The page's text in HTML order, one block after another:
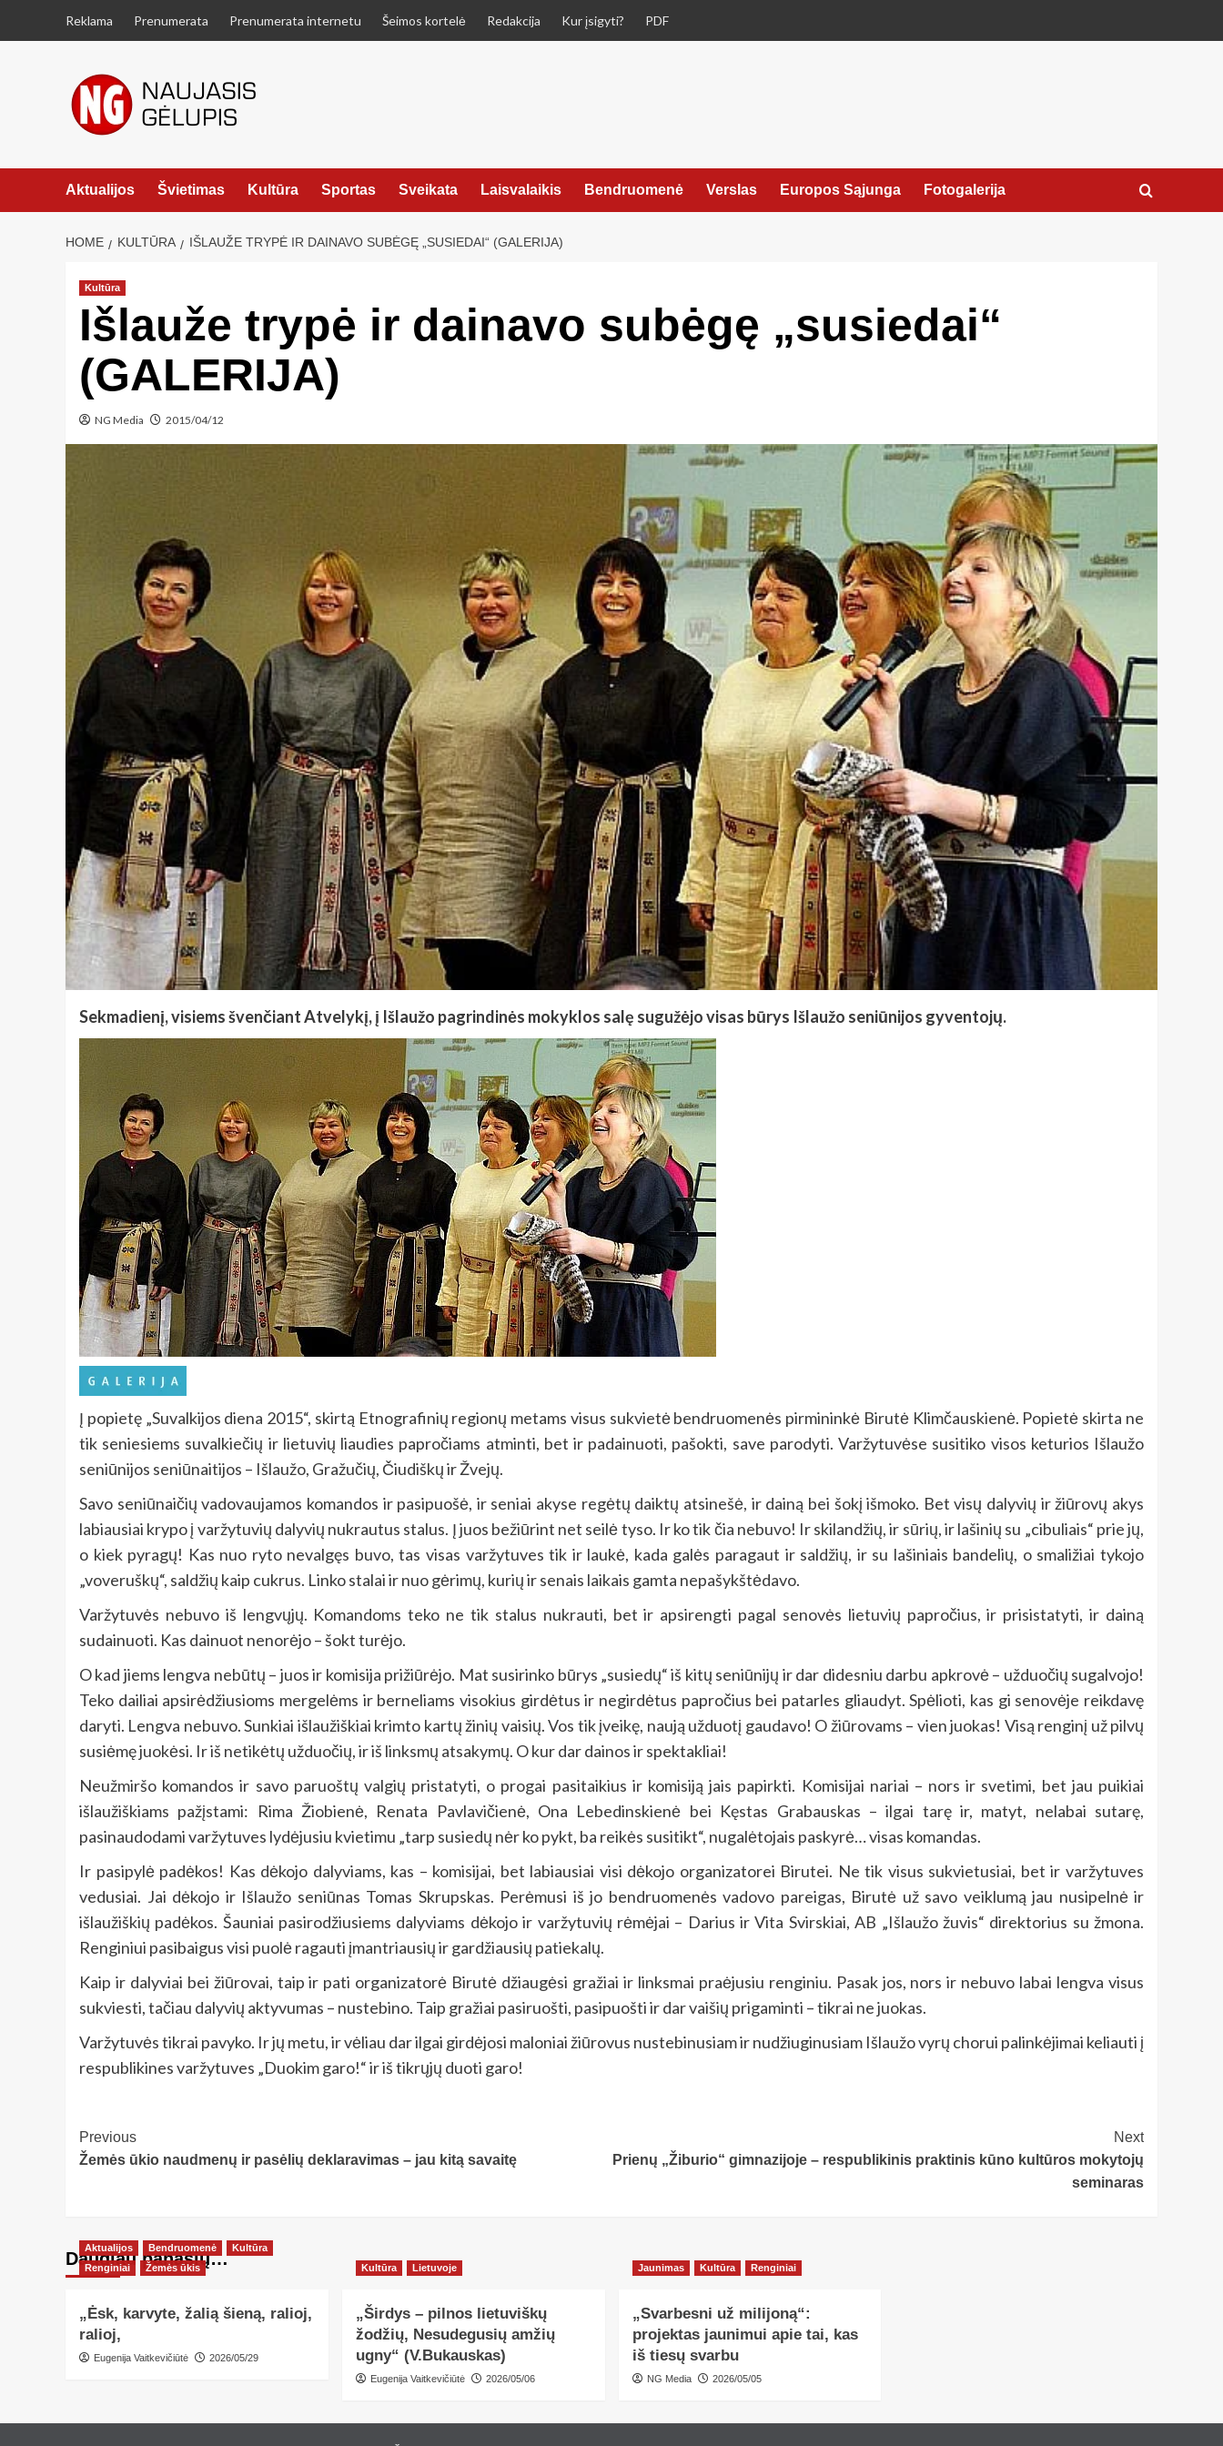
Reklama Prenumerata Prenumerata internetu Šeimos kortelė Redakcija Kur įsigyti? PDF
Aktualijos Švietimas Kultūra Sportas Sveikata Laisvalaikis Bendruomenė Verslas Europos Sąjunga Fotogalerija
HOME KULTŪRA IŠLAUŽE TRYPĖ IR DAINAVO SUBĖGĘ „SUSIEDAI“ (GALERIJA)
Kultūra
Išlauže trypė ir dainavo subėgę „susiedai“
(GALERIJA)
NG Media 2015/04/12
Sekmadienį, visiems švenčiant Atvelykį, į Išlaužo pagrindinės mokyklos salę sugužėjo visas būrys Išlaužo seniūnijos gyventojų.
Į popietę „Suvalkijos diena 2015“, skirtą Etnografinių regionų metams visus sukvietė bendruomenės pirmininkė Birutė Klimčauskienė. Popietė skirta ne
tik seniesiems suvalkiečių ir lietuvių liaudies papročiams atminti, bet ir padainuoti, pašokti, save parodyti. Varžytuvėse susitiko visos keturios Išlaužo
seniūnijos seniūnaitijos – Išlaužo, Gražučių, Čiudiškų ir Žvejų.
Savo seniūnaičių vadovaujamos komandos ir pasipuošė, ir seniai akyse regėtų daiktų atsinešė, ir dainą bei šokį išmoko. Bet visų dalyvių ir žiūrovų akys
labiausiai krypo į varžytuvių dalyvių nukrautus stalus. Į juos bežiūrint net seilė tyso. Ir ko tik čia nebuvo! Ir skilandžių, ir sūrių, ir lašinių su „cibuliais“ prie jų,
o kiek pyragų! Kas nuo ryto nevalgęs buvo, tas visas varžytuves tik ir laukė, kada galės paragaut ir saldžių, ir su lašiniais bandelių, o smaližiai tykojo
„voveruškų“, saldžių kaip cukrus. Linko stalai ir nuo gėrimų, kurių ir senais laikais gamta nepašykštėdavo.
Varžytuvės nebuvo iš lengvųjų. Komandoms teko ne tik stalus nukrauti, bet ir apsirengti pagal senovės lietuvių papročius, ir prisistatyti, ir dainą
sudainuoti. Kas dainuot nenorėjo – šokt turėjo.
O kad jiems lengva nebūtų – juos ir komisija prižiūrėjo. Mat susirinko būrys „susiedų“ iš kitų seniūnijų ir dar didesniu darbu apkrovė – užduočių sugalvojo!
Teko dailiai apsirėdžiusioms mergelėms ir berneliams visokius girdėtus ir negirdėtus papročius bei patarles gliaudyt. Spėlioti, kas gi senovėje reikdavę
daryti. Lengva nebuvo. Sunkiai išlaužiškiai krimto kartų žinių vaisių. Vos tik įveikę, naują užduotį gaudavo! O žiūrovams – vien juokas! Visą renginį už pilvų
susiėmę juokėsi. Ir iš netikėtų užduočių, ir iš linksmų atsakymų. O kur dar dainos ir spektakliai!
Neužmiršo komandos ir savo paruoštų valgių pristatyti, o progai pasitaikius ir komisiją jais papirkti. Komisijai nariai – nors ir svetimi, bet jau puikiai
išlaužiškiams pažįstami: Rima Žiobienė, Renata Pavlavičienė, Ona Lebedinskienė bei Kęstas Grabauskas – ilgai tarę ir, matyt, nelabai sutarę,
pasinaudodami varžytuves lydėjusiu kvietimu „tarp susiedų nėr ko pykt, ba reikės susitikt“, nugalėtojais paskyrė… visas komandas.
Ir pasipylė padėkos! Kas dėkojo dalyviams, kas – komisijai, bet labiausiai visi dėkojo organizatorei Birutei. Ne tik visus sukvietusiai, bet ir varžytuves
vedusiai. Jai dėkojo ir Išlaužo seniūnas Tomas Skrupskas. Perėmusi iš jo bendruomenės vadovo pareigas, Birutė už savo veiklumą jau nusipelnė ir
išlaužiškių padėkos. Šauniai pasirodžiusiems dalyviams dėkojo ir varžytuvių rėmėjai – Darius ir Vita Svirskiai, AB „Išlaužo žuvis“ direktorius su žmona.
Renginiui pasibaigus visi puolė ragauti įmantriausių ir gardžiausių patiekalų.
Kaip ir dalyviai bei žiūrovai, taip ir pati organizatorė Birutė džiaugėsi gražiai ir linksmai praėjusiu renginiu. Pasak jos, nors ir nebuvo labai lengva visus
sukviesti, tačiau dalyvių aktyvumas – nustebino. Taip gražiai pasiruošti, pasipuošti ir dar vaišių prigaminti – tikrai ne juokas.
Varžytuvės tikrai pavyko. Ir jų metu, ir vėliau dar ilgai girdėjosi maloniai žiūrovus nustebinusiam ir nudžiuginusiam Išlaužo vyrų chorui palinkėjimai keliauti į
respublikines varžytuves „Duokim garo!“ ir iš tikrųjų duoti garo!
Post
Navigation
Previous
Žemės ūkio naudmenų ir pasėlių deklaravimas – jau kitą savaitę
Next
Prienų „Žiburio“ gimnazijoje – respublikinis praktinis kūno kultūros mokytojų
seminaras
Daugiau panašių…
Aktualijos Bendruomenė
Kultūra
Renginiai
Žemės ūkis
„Ėsk, karvyte, žalią šieną, ralioj,
ralioj,
Eugenija Vaitkevičiūtė 2026/05/29
Kultūra Lietuvoje
„Širdys – pilnos lietuviškų
žodžių, Nesudegusių amžių
ugny“ (V.Bukauskas)
Eugenija Vaitkevičiūtė 2026/05/06
Jaunimas Kultūra Renginiai
„Svarbesni už milijoną“:
projektas jaunimui apie tai, kas
iš tiesų svarbu
NG Media 2026/05/05